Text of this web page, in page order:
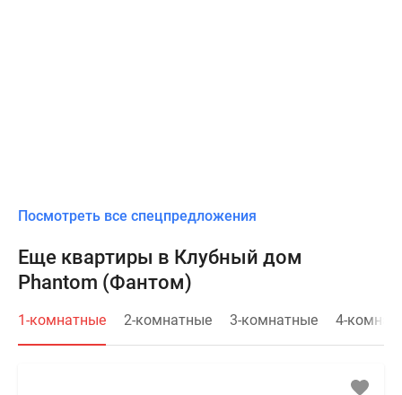
Посмотреть все спецпредложения
Еще квартиры в Клубный дом
Phantom (Фантом)
1-комнатные 2-комнатные 3-комнатные 4-